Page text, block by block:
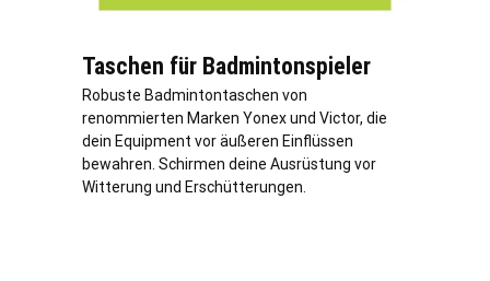
Taschen für Badmintonspieler
Robuste Badmintontaschen von
renommierten Marken Yonex und Victor, die
dein Equipment vor äußeren Einflüssen
bewahren. Schirmen deine Ausrüstung vor
Witterung und Erschütterungen.